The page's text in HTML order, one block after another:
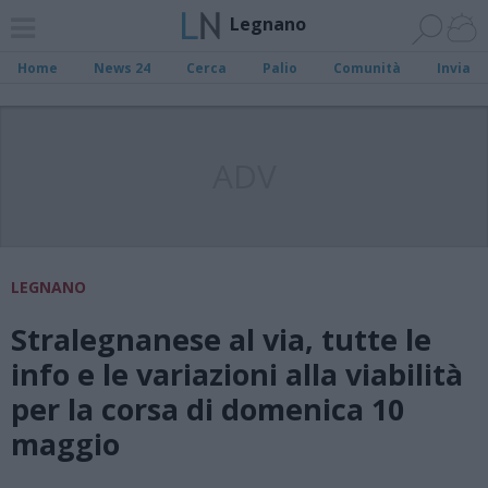
Legnano
Home News 24 Cerca Palio Comunità Invia
LEGNANO
Stralegnanese al via, tutte le
info e le variazioni alla viabilità
per la corsa di domenica 10
maggio